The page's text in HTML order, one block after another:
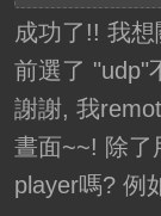
成功了!! 我
前選了 "udp"
謝謝, 我
晝面~~! 除了
player嗎? 例